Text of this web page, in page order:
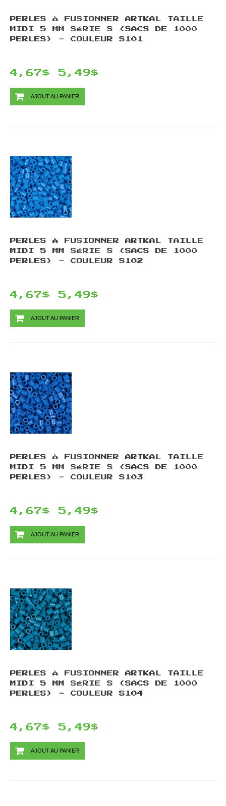
PERLES À FUSIONNER ARTKAL TAILLE
MIDI 5 MM SÉRIE S (SACS DE 1000
PERLES) - COULEUR S101
4,67$ 5,49$
AJOUT AU PANIER
PERLES À FUSIONNER ARTKAL TAILLE
MIDI 5 MM SÉRIE S (SACS DE 1000
PERLES) - COULEUR S102
4,67$ 5,49$
AJOUT AU PANIER
PERLES À FUSIONNER ARTKAL TAILLE
MIDI 5 MM SÉRIE S (SACS DE 1000
PERLES) - COULEUR S103
4,67$ 5,49$
AJOUT AU PANIER
PERLES À FUSIONNER ARTKAL TAILLE
MIDI 5 MM SÉRIE S (SACS DE 1000
PERLES) - COULEUR S104
4,67$ 5,49$
AJOUT AU PANIER